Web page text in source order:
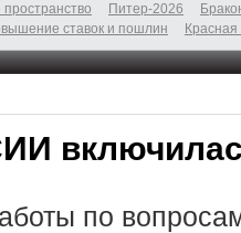
Питер-2026
ставок и пошлин
по